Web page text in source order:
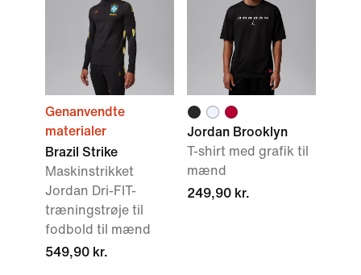
Genanvendte
materialer
Brazil Strike
Maskinstrikket
Jordan Dri-FIT-
træningstrøje til
fodbold til mænd
549,90 kr.
Jordan Brooklyn
T-shirt med grafik til
mænd
249,90 kr.